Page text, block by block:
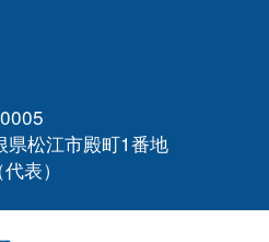
松江市殿町1番地
表）